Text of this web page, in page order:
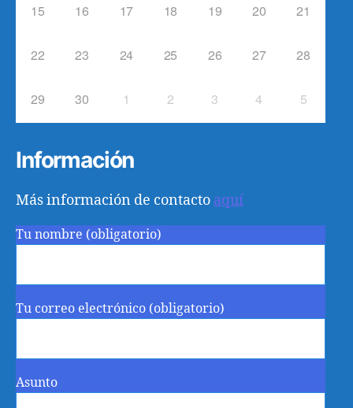
15 16 17 18 19 20 21
22 23 24 25 26 27 28
29 30 1 2 3 4 5
Información
Más información de contacto aquí
Tu nombre (obligatorio)
Tu correo electrónico (obligatorio)
Asunto